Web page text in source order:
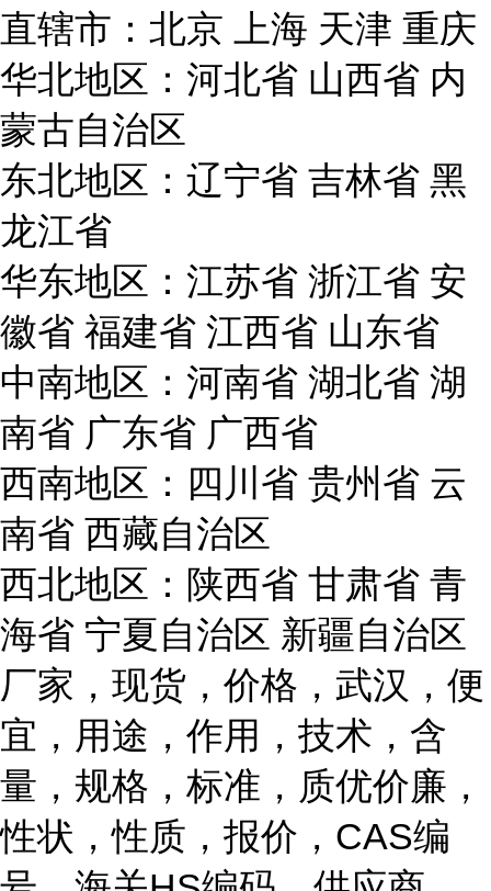
直辖市：北京 上海 天津 重庆
华北地区：河北省 山西省 内
蒙古自治区
东北地区：辽宁省 吉林省 黑
龙江省
华东地区：江苏省 浙江省 安
徽省 福建省 江西省 山东省
中南地区：河南省 湖北省 湖
南省 广东省 广西省
西南地区：四川省 贵州省 云
南省 西藏自治区
西北地区：陕西省 甘肃省 青
海省 宁夏自治区 新疆自治区
厂家，现货，价格，武汉，便
宜，用途，作用，技术，含
量，规格，标准，质优价廉，
性状，性质，报价，CAS编